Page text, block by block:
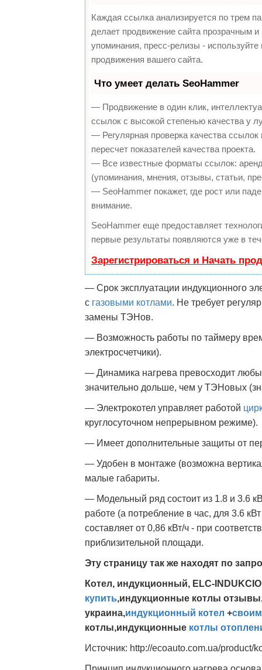
Каждая ссылка анализируется по трем
делает продвижение сайта прозрачным
упоминания, пресс-релизы -
продвижения вашего сайта.
Что умеет делать SeoHammer
— Продвижение в один клик,
ссылок с высокой степенью качества у
— Регулярная проверка качества
пересчет показателей качества проекта.
— Все известные форматы ссылок:
(упоминания, мнения, отзывы, статьи,
— SeoHammer покажет, где рост или
внимание.
SeoHammer еще предоставляет
первые результаты появляются уже в
Зарегистрироваться и Начать
— Срок эксплуатации индукционного
с газовыми котлами. Не требует
замены ТЭНов.
— Возможность работы по таймеру
электросчетчики).
— Динамика нагрева превосходит
значительно дольше, чем у ТЭНовых
— Электрокотел управляет работой
круглосуточном непрерывном режиме).
— Имеет дополнительные защиты от
— Удобен в монтаже (возможна
малые габариты.
— Модельный ряд состоит из 1.8 и 3.6
работе (а потребление в час, для 3.6
составляет от 0,86 кВт/ч - при
приблизительной площади.
Эту страницу так же находят по
Котел, индукционный, ELC-
купить,индукционные котлы
украина,индукционный котел +
котлы,индукционные котлы
Источник: http://ecoauto.com.ua/